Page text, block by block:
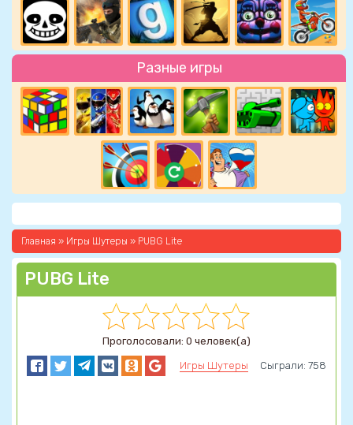
Разные игры
Главная » Игры Шутеры » PUBG Lite
PUBG Lite
Проголосовали: 0 человек(а)
Игры Шутеры Сыграли: 758